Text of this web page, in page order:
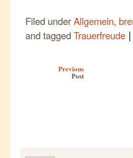
Filed underAllgemein,
and tagged Trauerfreude |
Previous
Post